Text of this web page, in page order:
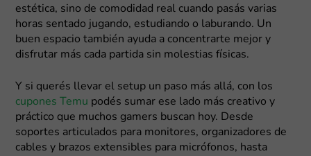
estética, sino de comodidad real cuando pasás varias
horas sentado jugando, estudiando o laburando. Un
buen espacio también ayuda a concentrarte mejor y
disfrutar más cada partida sin molestias físicas.
Y si querés llevar el setup un paso más allá, con los
cupones Temu podés sumar ese lado más creativo y
práctico que muchos gamers buscan hoy. Desde
soportes articulados para monitores, organizadores de
cables y brazos extensibles para micrófonos, hasta